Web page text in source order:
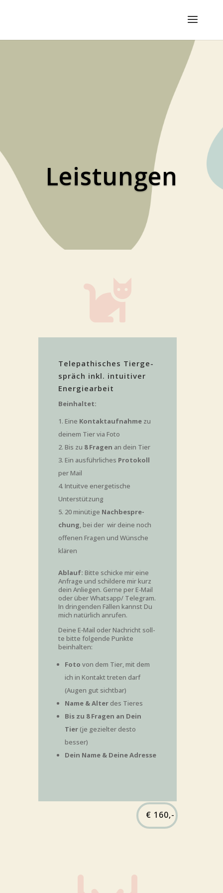
Leis­tun­gen

Tele­pa­thi­sches Tier­ge­
spräch inkl. intui­ti­ver
Energiearbeit
Beinhal­tet:
Eine Kon­takt­auf­nah­mezu
dei­nem Tier via Foto
Bis zu 8 Fra­gen an dein Tier
Ein aus­führ­li­ches Pro­to­koll
per Mail
Intuit­ve ener­ge­ti­sche
Unterstützung
20 minü­ti­ge Nach­be­spre­
chung, bei der wir dei­ne noch
offe­nen Fra­gen und Wün­sche
klären
Ablauf: Bit­te schi­cke mir eine
Anfra­ge und schil­de­re mir kurz
dein Anlie­gen. Ger­ne perE‑Mail
oder über Whatsapp/ Tele­gram.
In drin­gen­den Fäl­len kannst Du
mich natür­lich anrufen.
Dei­ne E‑Mail oder Nach­richt soll­
te bit­te fol­gen­de Punk­te
beinhalten:
Foto von dem Tier, mit dem
ich in Kon­takt tre­ten darf
(Augen gut sichtbar)
Name & Alter des Tie­res
Bis zu 8 Fra­gen an Dein
Tier (je geziel­ter des­to
besser)
Dein Name & Dei­ne Adresse
€ 160,-